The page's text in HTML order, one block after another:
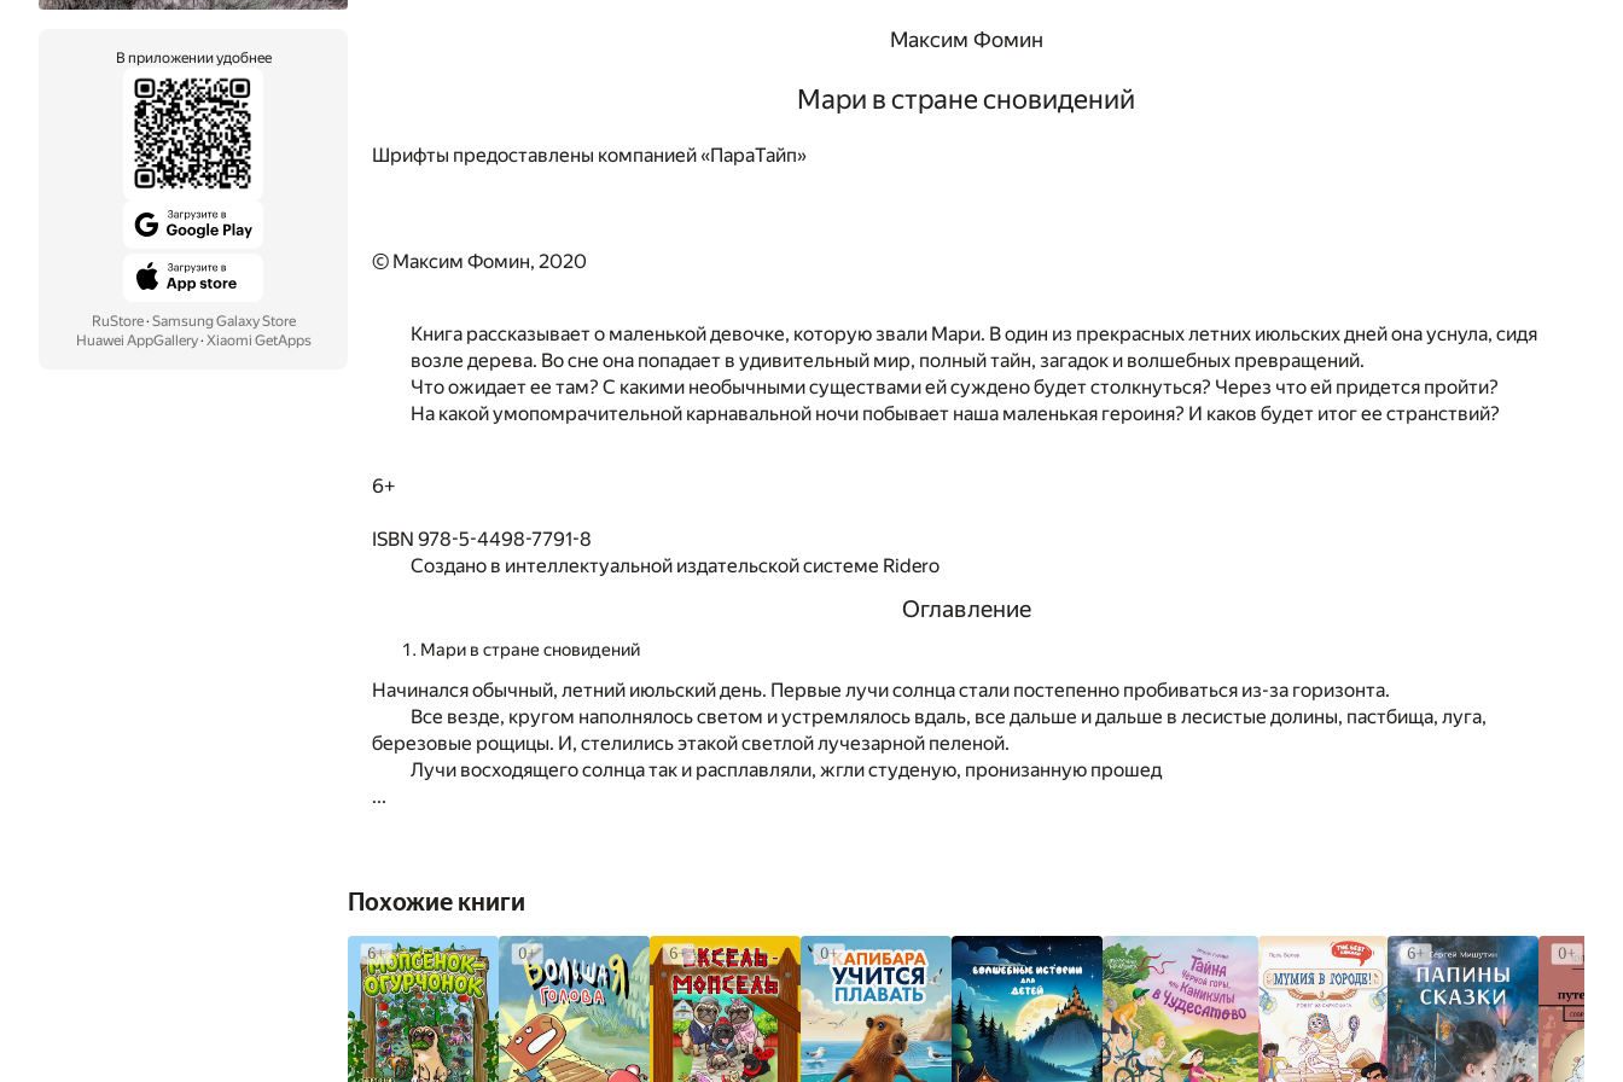
В приложении удобнее
RuStore· Samsung Galaxy Store
Huawei AppGallery· Xiaomi GetApps
Максим Фомин
Мари в стране сновидений
Шрифты предоставлены компанией «ПараТайп»
© Максим Фомин, 2020
Книга рассказывает о маленькой девочке, которую звали Мари. В один из прекрасных летних июльских дней она уснула, сидя
возле дерева. Во сне она попадает в удивительный мир, полный тайн, загадок и волшебных превращений.
Что ожидает ее там? С какими необычными существами ей суждено будет столкнуться? Через что ей придется пройти?
На какой умопомрачительной карнавальной ночи побывает наша маленькая героиня? И каков будет итог ее странствий?
6+
ISBN 978-5-4498-7791-8
Создано в интеллектуальной издательской системе Ridero
Оглавление
Мари в стране сновидений
Начинался обычный, летний июльский день. Первые лучи солнца стали постепенно пробиваться из-за горизонта.
Все везде, кругом наполнялось светом и устремлялось вдаль, все дальше и дальше в лесистые долины, пастбища, луга,
березовые рощицы. И, стелились этакой светлой лучезарной пеленой.
Лучи восходящего солнца так и расплавляли, жгли студеную, пронизанную прошед
...
Похожие книги